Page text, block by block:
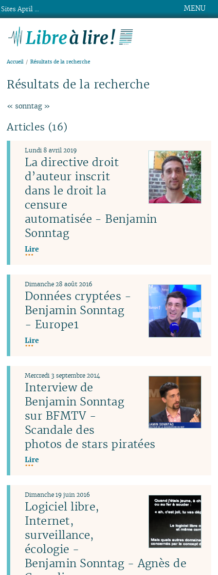
MENU
Accueil Résultats de la recherche
Résultats de la recherche
« sonntag »
Articles (16)
La directive droit
d’auteur inscrit
dans le droit la
censure
automatisée - Benjamin
Sonntag
Lundi 8 avril 2019
Lire
Données cryptées -
Benjamin Sonntag
- Europe1
Dimanche 28 août 2016
Lire
Interview de
Benjamin Sonntag
sur BFMTV -
Scandale des
photos de stars piratées
Mercredi 3 septembre 2014
Lire
Logiciel libre,
Internet,
surveillance,
écologie -
Benjamin Sonntag - Agnès de
Dimanche 19 juin 2016
Sites April ...